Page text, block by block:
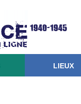
LIEUX